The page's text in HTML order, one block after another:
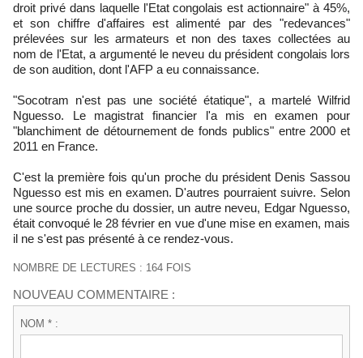
droit privé dans laquelle l'Etat congolais est actionnaire" à 45%,
et son chiffre d'affaires est alimenté par des "redevances"
prélevées sur les armateurs et non des taxes collectées au
nom de l'Etat, a argumenté le neveu du président congolais lors
de son audition, dont l'AFP a eu connaissance.
"Socotram n'est pas une société étatique", a martelé Wilfrid
Nguesso. Le magistrat financier l'a mis en examen pour
"blanchiment de détournement de fonds publics" entre 2000 et
2011 en France.
C'est la première fois qu'un proche du président Denis Sassou
Nguesso est mis en examen. D'autres pourraient suivre. Selon
une source proche du dossier, un autre neveu, Edgar Nguesso,
était convoqué le 28 février en vue d'une mise en examen, mais
il ne s'est pas présenté à ce rendez-vous.
NOMBRE DE LECTURES : 164 FOIS
NOUVEAU COMMENTAIRE :
NOM * :